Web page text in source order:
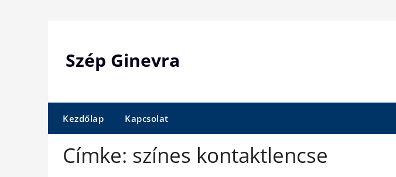
Szép Ginevra
Kezdőlap Kapcsolat
Címke: színes kontaktlencse